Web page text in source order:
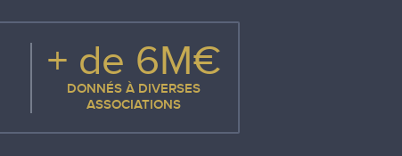
+ de 6M€
DONNÉS À DIVERSES
ASSOCIATIONS